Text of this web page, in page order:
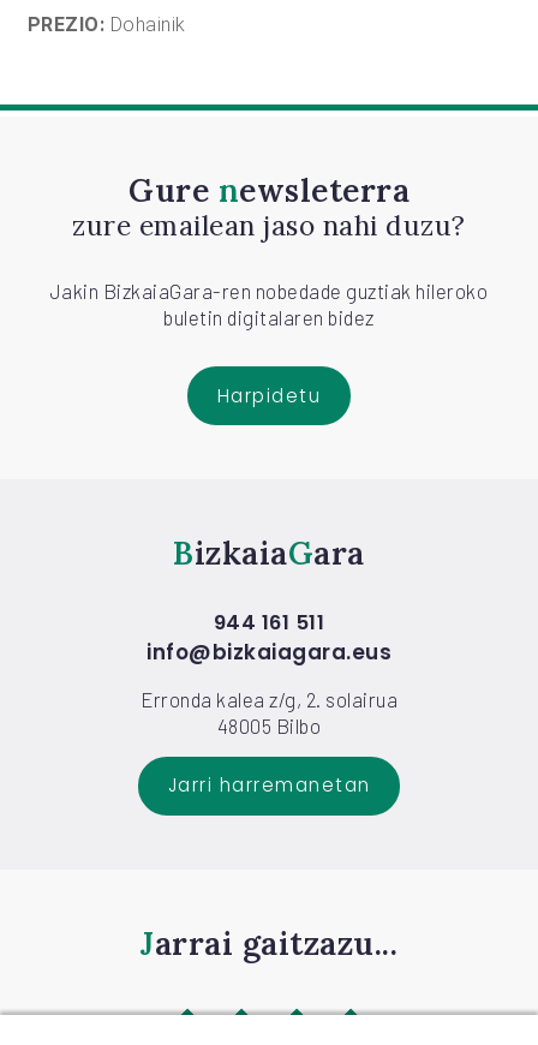
PREZIO: Dohainik
Gure newsleterra
zure emailean jaso nahi duzu?
Jakin BizkaiaGara-ren nobedade guztiak hileroko
buletin digitalaren bidez
Harpidetu
Bizkaia Gara
944 161 511
info@bizkaiagara.eus
Erronda kalea z/g, 2. solairua
48005 Bilbo
Jarri harremanetan
Jarrai gaitzazu...